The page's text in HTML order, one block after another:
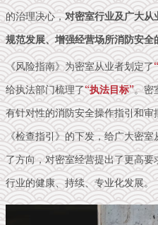
的治理决心，对密室行业及广大
规范发展、增强经营场所消防安全
《风险指南》为密室从业者划定了
给执法部门梳理了“执法目标”。密
有针对性的消防安全操作指引和
《检查指引》的下发，给广大密
了方向，对密室经营提出了更高
行业的健康、持续、专业化发展。